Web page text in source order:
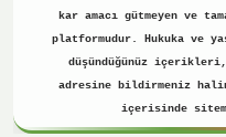
kar amacı gütmeyen ve
platformudur. Hukuka ve
düşündüğünüz
adresine bildirmeniz
içerisinde